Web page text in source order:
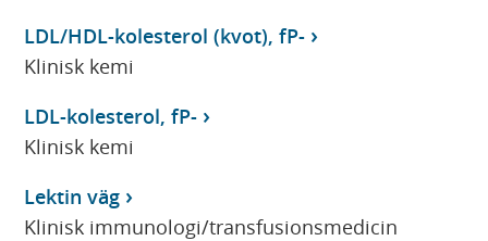
LDL/HDL-kolesterol (kvot), fP-
Klinisk kemi
LDL-kolesterol, fP-
Klinisk kemi
Lektin väg
Klinisk immunologi/transfusionsmedicin